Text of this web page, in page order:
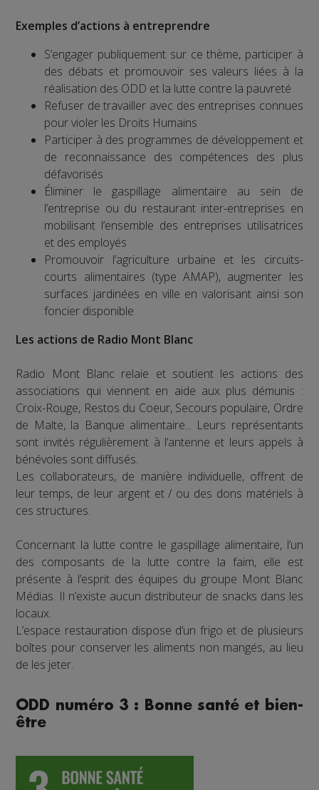
Exemples d’actions à entreprendre
S’engager publiquement sur ce thème, participer à
des débats et promouvoir ses valeurs liées à la
réalisation des ODD et la lutte contre la pauvreté
Refuser de travailler avec des entreprises connues
pour violer les Droits Humains
Participer à des programmes de développement et
de reconnaissance des compétences des plus
défavorisés
Éliminer le gaspillage alimentaire au sein de
l’entreprise ou du restaurant inter-entreprises en
mobilisant l’ensemble des entreprises utilisatrices
et des employés
Promouvoir l’agriculture urbaine et les circuits-
courts alimentaires (type AMAP), augmenter les
surfaces jardinées en ville en valorisant ainsi son
foncier disponible
Les actions de Radio Mont Blanc
Radio Mont Blanc relaie et soutient les actions des
associations qui viennent en aide aux plus démunis :
Croix-Rouge, Restos du Coeur, Secours populaire, Ordre
de Malte, la Banque alimentaire... Leurs représentants
sont invités régulièrement à l’antenne et leurs appels à
bénévoles sont diffusés.
Les collaborateurs, de manière individuelle, offrent de
leur temps, de leur argent et / ou des dons matériels à
ces structures.
Concernant la lutte contre le gaspillage alimentaire, l’un
des composants de la lutte contre la faim, elle est
présente à l’esprit des équipes du groupe Mont Blanc
Médias. Il n’existe aucun distributeur de snacks dans les
locaux.
L’espace restauration dispose d’un frigo et de plusieurs
boîtes pour conserver les aliments non mangés, au lieu
de les jeter.
ODD numéro 3 : Bonne santé et bien-
être